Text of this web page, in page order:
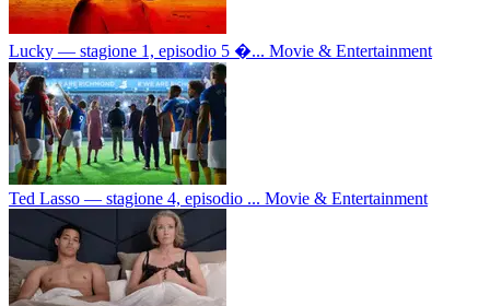
Lucky — stagione 1, episodio 5 �... Movie & Entertainment
Ted Lasso — stagione 4, episodio ... Movie & Entertainment